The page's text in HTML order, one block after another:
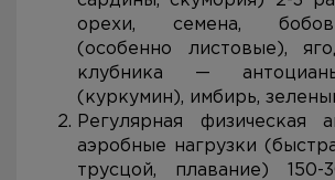
орехи, семена,
(особенно листовые),
клубника —
(куркумин), имбирь,
Регулярная физическая
аэробные нагрузки
трусцой, плавание)